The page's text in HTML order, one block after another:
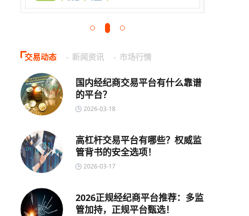
交易动态 新闻资讯 市场行情
国内经纪商交易平台有什么靠谱
的平台？
2026-03-18
高杠杆交易平台有哪些？权威监
管背书的安全选项！
2026-03-17
2026正规经纪商平台推荐：多监
管加持，正规平台甄选！